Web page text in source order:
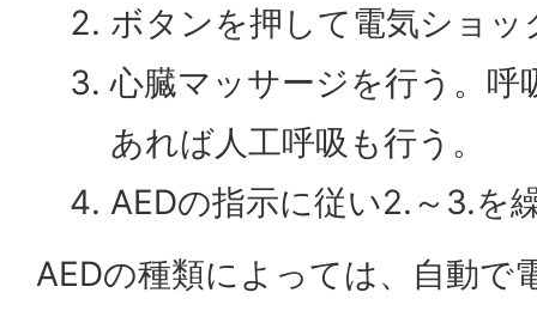
ボタンを押して電気ショッ
心臓マッサージを行う。呼
あれば人工呼吸も行う。
AEDの指示に従い2.～3.を
AEDの種類によっては、自動で